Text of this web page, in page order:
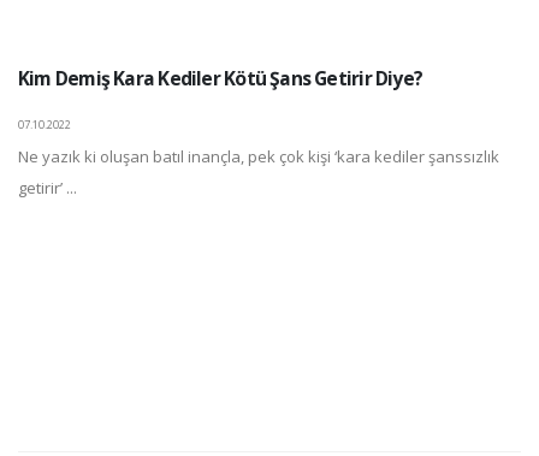
Kim Demiş Kara Kediler Kötü Şans Getirir Diye?
07.10.2022
Ne yazık ki oluşan batıl inançla, pek çok kişi ‘kara kediler şanssızlık
getirir’ ...